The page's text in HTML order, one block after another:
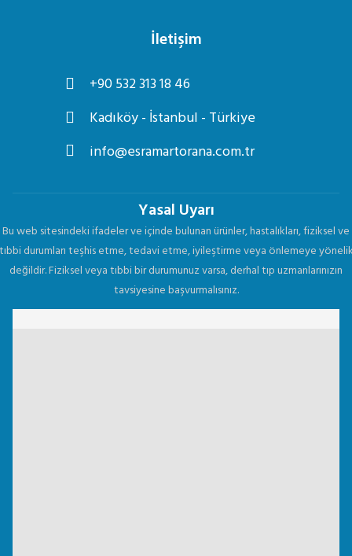
İletişim
+90 532 313 18 46
Kadıköy - İstanbul - Türkiye
info@esramartorana.com.tr
Yasal Uyarı
Bu web sitesindeki ifadeler ve içinde bulunan ürünler, hastalıkları, fiziksel ve
durumları teşhis etme, tedavi etme, iyileştirme veya önlemeye
değildir. Fiziksel veya tıbbi bir durumunuz varsa, derhal tıp uzmanlarınızın
tavsiyesine başvurmalısınız.